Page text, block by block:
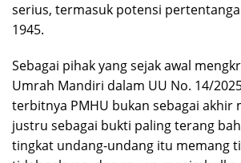
serius, termasuk potensi
1945.
Sebagai pihak yang sejak awal
Umrah Mandiri dalam UU No. 14/
terbitnya PMHU bukan sebagai akhir
justru sebagai bukti paling terang
tingkat undang-undang itu memang